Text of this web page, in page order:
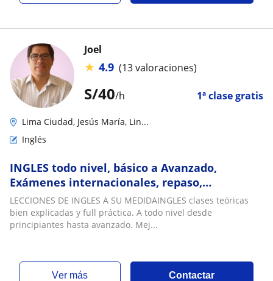
S/40/h 1ª clase gratis
Joel
★ 4.9 (13 valoraciones)
Lima Ciudad, Jesús María, Lin...
Inglés
INGLES todo nivel, básico a Avanzado,
Exámenes internacionales, repaso,
conversación, amplia experiencia y
metodología
LECCIONES DE INGLES A SU MEDIDAINGLES clases teóricas
bien explicadas y full práctica. A todo nivel desde
principiantes hasta avanzado. Mej...
ver más Contactar